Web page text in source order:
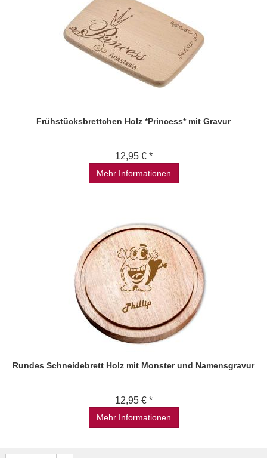
Frühstücksbrettchen Holz *Princess* mit Gravur
12,95 € *
Mehr Informationen
Rundes Schneidebrett Holz mit Monster und Namensgravur
12,95 € *
Mehr Informationen